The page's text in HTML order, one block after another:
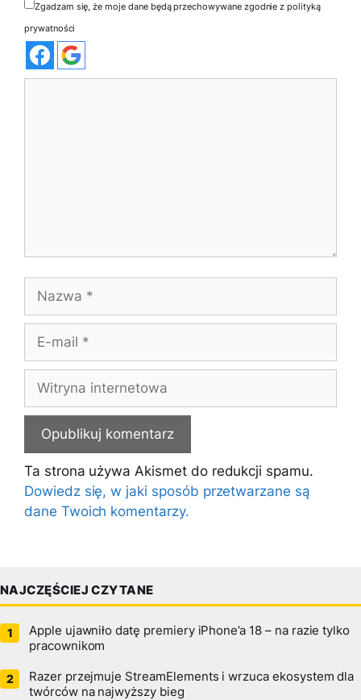
Zgadzam się, że moje dane będą przechowywane zgodnie z polityką
prywatności
Nazwa
Witryna
internetowa
Ta strona używa Akismet do redukcji spamu.
Dowiedz się, w jaki sposób przetwarzane są
dane Twoich komentarzy.
NAJCZĘŚCIEJ CZYTANE
Apple ujawniło datę premiery iPhone’a 18 – na razie tylko
pracownikom
Razer przejmuje StreamElements i wrzuca ekosystem dla
twórców na najwyższy bieg